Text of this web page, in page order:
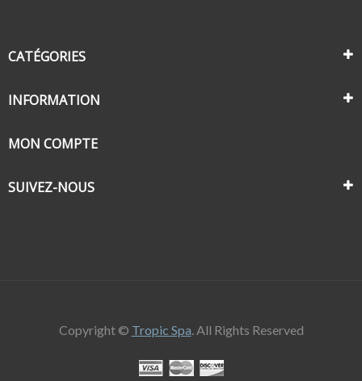
CATÉGORIES
INFORMATION
MON COMPTE
SUIVEZ-NOUS
Copyright © Tropic Spa. All Rights Reserved